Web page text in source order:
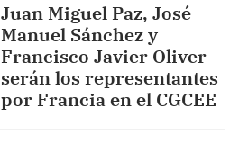
Juan Miguel Paz, José
Manuel Sánchez y
Francisco Javier Oliver
serán los representantes
por Francia en el CGCEE